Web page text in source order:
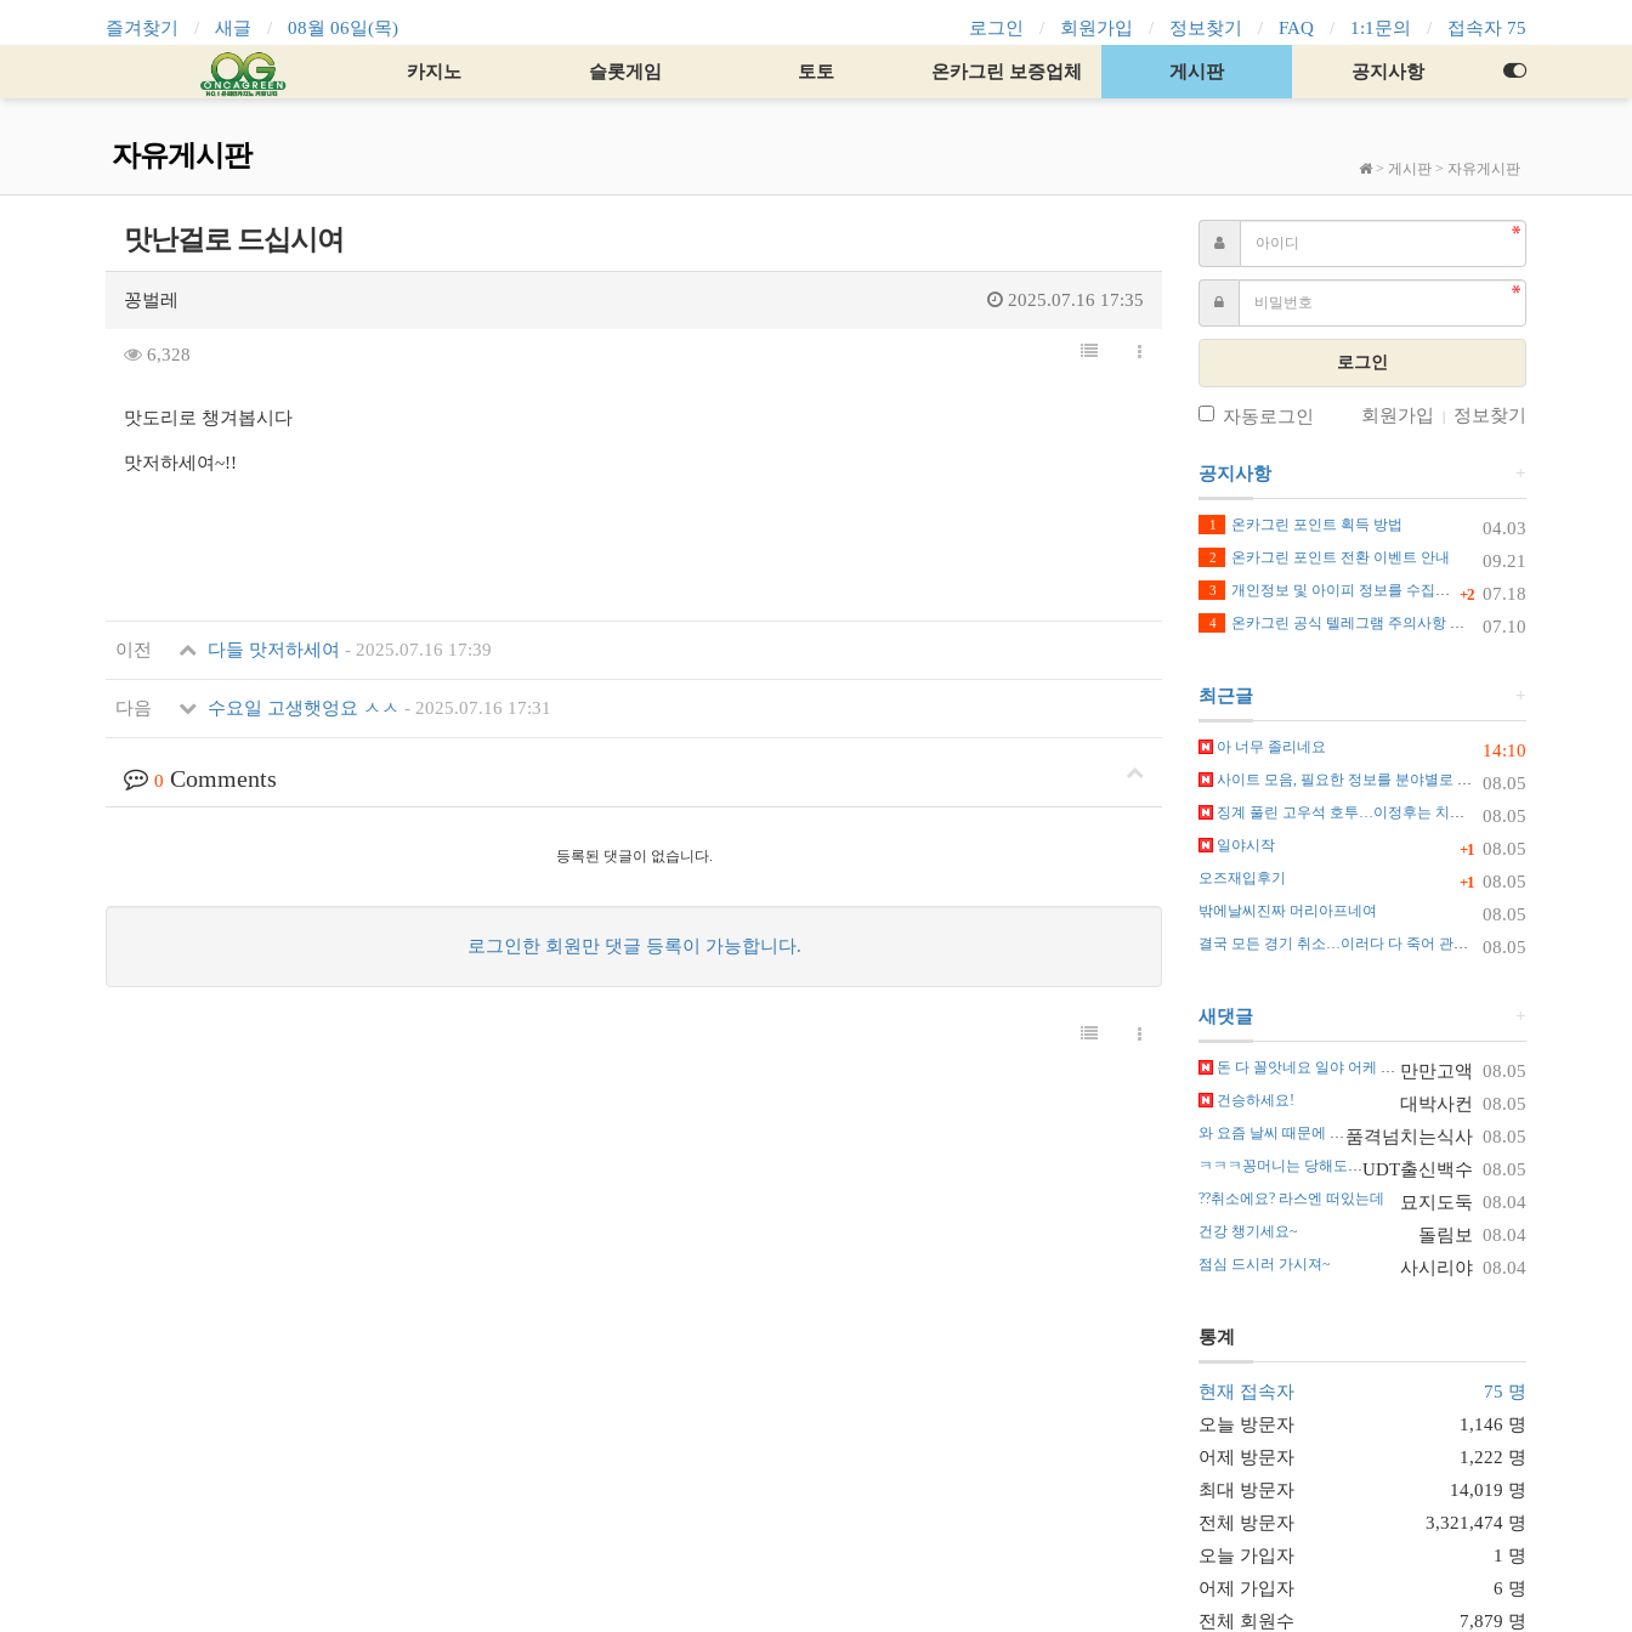
즐겨찾기 새글 08월 06일(목) 로그인 회원가입 정보찾기 FAQ 1:1문의 접속자 75
카지노 슬롯게임 토토 온카그린 보증업체 게시판 공지사항
자유게시판 > 게시판 > 자유게시판
맛난걸로 드십시여
꽁벌레 2025.07.16 17:35
6,328
맛도리로 챙겨봅시다
맛저하세여~!!
이전 다들 맛저하세여 - 2025.07.16 17:39
다음 수요일 고생햇엉요 ㅅㅅ - 2025.07.16 17:31
0 Comments
등록된 댓글이 없습니다.
로그인한 회원만 댓글 등록이 가능합니다.
로그인
자동로그인 회원가입 | 정보찾기
+
공지사항
04.03
1 온카그린 포인트 획득 방법
09.21
2 온카그린 포인트 전환 이벤트 안내
+2 07.18
3 개인정보 및 아이피 정보를 수집하지 않습니다.
07.10
4 온카그린 공식 텔레그램 주의사항 안내
+
최근글
14:10
아 너무 졸리네요
08.05
사이트 모음, 필요한 정보를 분야별로 찾는 가장 쉬운 정리 방법
08.05
징계 풀린 고우석 호투…이정후는 치명적 실수
+1 08.05
일야시작
+1 08.05
오즈재입후기
08.05
밖에날씨진짜 머리아프네여
08.05
결국 모든 경기 취소…이러다 다 죽어 관중 쓰러지자 화들짝 [자막뉴스]
+
새댓글
만만고액 08.05
돈 다 꼴앗네요 일야 어케 맞추나요 ㅠ
대박사컨 08.05
건승하세요!
품격넘치는식사 08.05
와 요즘 날씨 때문에 진짜 난리네요~
UDT출신백수 08.05
ㅋㅋㅋ꽁머니는 당해도 괜찮아요
묘지도둑 08.04
??취소에요? 라스엔 떠있는데
돌림보 08.04
건강 챙기세요~
사시리야 08.04
점심 드시러 가시져~
통계
현재 접속자
75 명
오늘 방문자
1,146 명
어제 방문자
1,222 명
최대 방문자
14,019 명
전체 방문자
3,321,474 명
오늘 가입자
1 명
어제 가입자
6 명
전체 회원수
7,879 명